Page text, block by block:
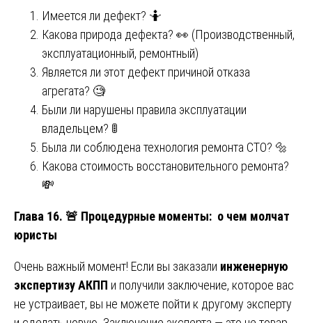
Имеется ли дефект? 🤷
Какова природа дефекта? 👀 (Производственный,
эксплуатационный, ремонтный)
Является ли этот дефект причиной отказа
агрегата? 🧐
Были ли нарушены правила эксплуатации
владельцем? 🚦
Была ли соблюдена технология ремонта СТО? 🔩
Какова стоимость восстановительного ремонта?
💸
Глава 16. 🚨 Процедурные моменты: о чем молчат
юристы
Очень важный момент! Если вы заказали инженерную
экспертизу АКПП и получили заключение, которое вас
не устраивает, вы не можете пойти к другому эксперту